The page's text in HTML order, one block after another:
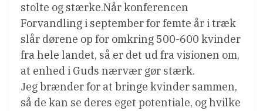
stolte og stærke.Når konferencen
Forvandling i september for femte år i træk
slår dørene op for omkring 500-600 kvinder
fra hele landet, så er det ud fra visionen om,
at enhed i Guds nærvær gør stærk.
Jeg brænder for at bringe kvinder sammen,
så de kan se deres eget potentiale, og hvilke